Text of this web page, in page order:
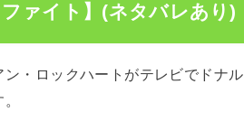
ファイト】(ネタバレあり)
ン・ロックハートがテレビでドナ